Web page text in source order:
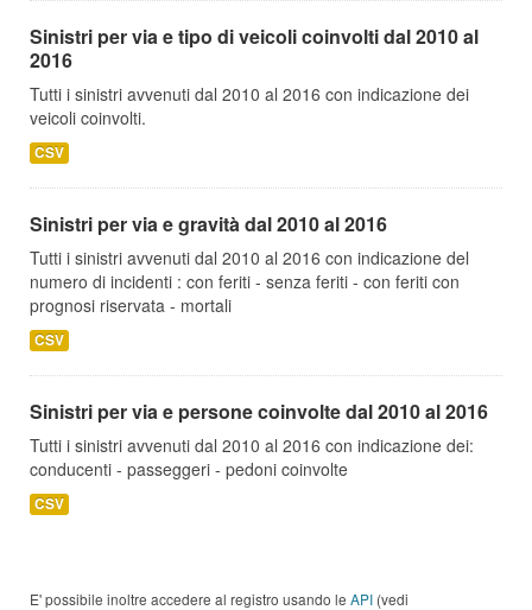
Sinistri per via e tipo di veicoli coinvolti dal 2010 al
2016
Tutti i sinistri avvenuti dal 2010 al 2016 con indicazione dei
veicoli coinvolti.
CSV
Sinistri per via e gravità dal 2010 al 2016
Tutti i sinistri avvenuti dal 2010 al 2016 con indicazione del
numero di incidenti : con feriti - senza feriti - con feriti con
prognosi riservata - mortali
CSV
Sinistri per via e persone coinvolte dal 2010 al 2016
Tutti i sinistri avvenuti dal 2010 al 2016 con indicazione dei:
conducenti - passeggeri - pedoni coinvolte
CSV
E' possibile inoltre accedere al registro usando le API (vedi